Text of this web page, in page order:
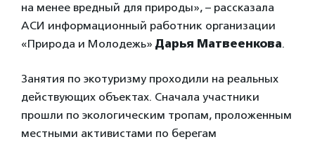
на менее вредный для природы», – рассказала
АСИ информационный работник организации
«Природа и Молодежь» Дарья Матвеенкова.
Занятия по экотуризму проходили на реальных
действующих объектах. Сначала участники
прошли по экологическим тропам, проложенным
местными активистами по берегам